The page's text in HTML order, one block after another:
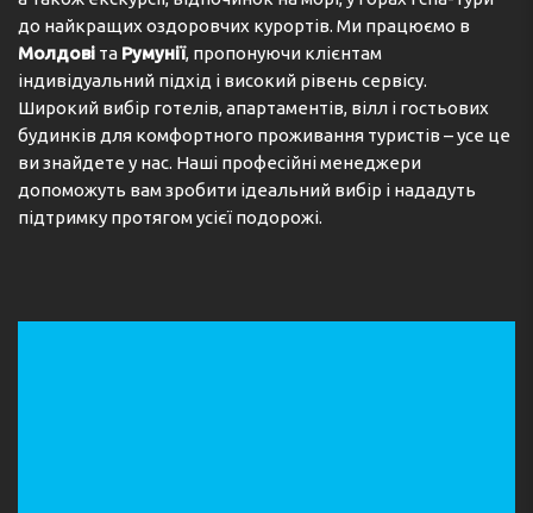
до найкращих оздоровчих курортів. Ми працюємо в
Молдові та Румунії, пропонуючи клієнтам
індивідуальний підхід і високий рівень сервісу.
Широкий вибір готелів, апартаментів, вілл і гостьових
будинків для комфортного проживання туристів – усе це
ви знайдете у нас. Наші професійні менеджери
допоможуть вам зробити ідеальний вибір і нададуть
підтримку протягом усієї подорожі.